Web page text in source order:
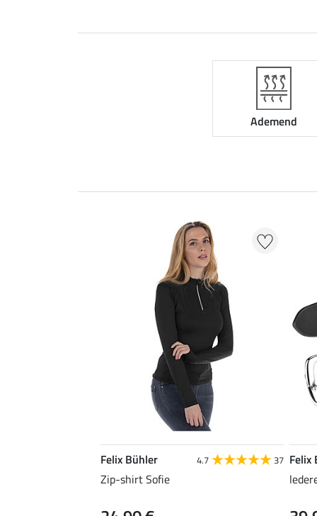
Ademend
Felix Bühler 4.7 37
Zip-shirt Sofie
Felix